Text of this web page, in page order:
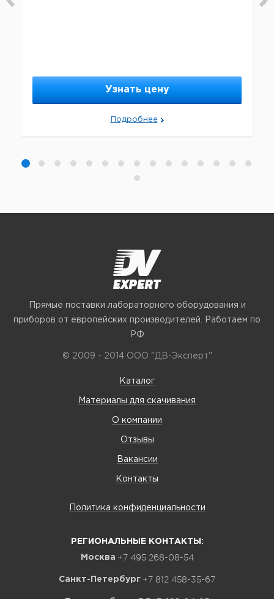
Узнать цену
Подробнее
Прямые поставки лабораторного оборудования и
приборов от европейских производителей. Работаем по
РФ
© 2009 - 2014 ООО "ДВ-Эксперт"
Каталог
Материалы для скачивания
О компании
Отзывы
Вакансии
Контакты
Политика конфиденциальности
РЕГИОНАЛЬНЫЕ КОНТАКТЫ:
Москва +7 495 268-08-54
Санкт-Петербург +7 812 458-35-67